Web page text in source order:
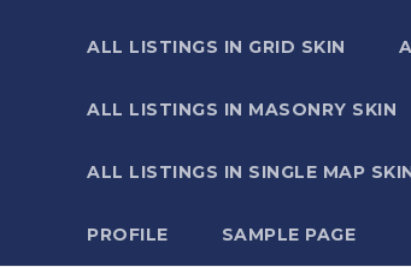
ALL LISTINGS IN GRID SKIN
ALL LISTINGS IN MASONRY SKIN
ALL LISTINGS IN SINGLE MAP
PROFILE SAMPLE PAGE